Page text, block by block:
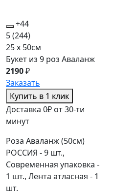
+44
5(244)
25 x 50см
Букет из 9 роз Аваланж
2190₽
Заказать
Купить в 1 клик
Доставка 0₽ от 30-ти
минут
Роза Аваланж (50см)
РОССИЯ - 9 шт.,
Современная упаковка -
1 шт., Лента атласная - 1
шт.